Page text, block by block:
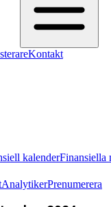
Kontakt
kalenderFinansiella
AnalytikerPrenumerera